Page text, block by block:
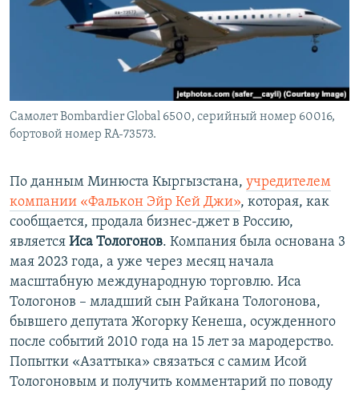
Самолет Bombardier Global 6500, серийный номер 60016,
бортовой номер RA-73573.
По данным Минюста Кыргызстана, учредителем
компании «Фалькон Эйр Кей Джи», которая, как
сообщается, продала бизнес-джет в Россию,
является Иса Тологонов. Компания была основана 3
мая 2023 года, а уже через месяц начала
масштабную международную торговлю. Иса
Тологонов – младший сын Райкана Тологонова,
бывшего депутата Жогорку Кенеша, осужденного
после событий 2010 года на 15 лет за мародерство.
Попытки «Азаттыка» связаться с самим Исой
Тологоновым и получить комментарий по поводу